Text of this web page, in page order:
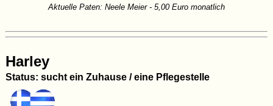
Aktuelle Paten: Neele Meier - 5,00 Euro monatlich
Harley
Status: sucht ein Zuhause / eine Pflegestelle